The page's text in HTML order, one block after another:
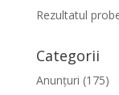
Rezultatul
Categorii
Anunțuri (175)